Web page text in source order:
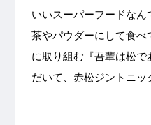
いいスーパーフードな
茶やパウダーにして食べ
に取り組む『吾輩は松
だいて、赤松ジントニッ